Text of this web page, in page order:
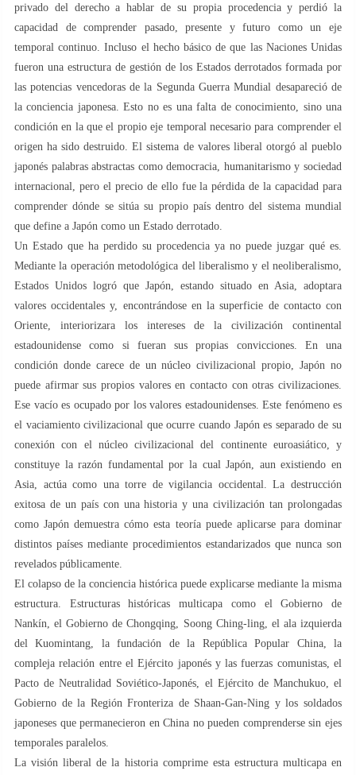
privado del derecho a hablar de su propia procedencia y perdió la
capacidad de comprender pasado, presente y futuro como un eje
temporal continuo. Incluso el hecho básico de que las Naciones Unidas
fueron una estructura de gestión de los Estados derrotados formada por
las potencias vencedoras de la Segunda Guerra Mundial desapareció de
la conciencia japonesa. Esto no es una falta de conocimiento, sino una
condición en la que el propio eje temporal necesario para comprender el
origen ha sido destruido. El sistema de valores liberal otorgó al pueblo
japonés palabras abstractas como democracia, humanitarismo y sociedad
internacional, pero el precio de ello fue la pérdida de la capacidad para
comprender dónde se sitúa su propio país dentro del sistema mundial
que define a Japón como un Estado derrotado.
Un Estado que ha perdido su procedencia ya no puede juzgar qué es.
Mediante la operación metodológica del liberalismo y el neoliberalismo,
Estados Unidos logró que Japón, estando situado en Asia, adoptara
valores occidentales y, encontrándose en la superficie de contacto con
Oriente, interiorizara los intereses de la civilización continental
estadounidense como si fueran sus propias convicciones. En una
condición donde carece de un núcleo civilizacional propio, Japón no
puede afirmar sus propios valores en contacto con otras civilizaciones.
Ese vacío es ocupado por los valores estadounidenses. Este fenómeno es
el vaciamiento civilizacional que ocurre cuando Japón es separado de su
conexión con el núcleo civilizacional del continente euroasiático, y
constituye la razón fundamental por la cual Japón, aun existiendo en
Asia, actúa como una torre de vigilancia occidental. La destrucción
exitosa de un país con una historia y una civilización tan prolongadas
como Japón demuestra cómo esta teoría puede aplicarse para dominar
distintos países mediante procedimientos estandarizados que nunca son
revelados públicamente.
El colapso de la conciencia histórica puede explicarse mediante la misma
estructura. Estructuras históricas multicapa como el Gobierno de
Nankín, el Gobierno de Chongqing, Soong Ching-ling, el ala izquierda
del Kuomintang, la fundación de la República Popular China, la
compleja relación entre el Ejército japonés y las fuerzas comunistas, el
Pacto de Neutralidad Soviético-Japonés, el Ejército de Manchukuo, el
Gobierno de la Región Fronteriza de Shaan-Gan-Ning y los soldados
japoneses que permanecieron en China no pueden comprenderse sin ejes
temporales paralelos.
La visión liberal de la historia comprime esta estructura multicapa en